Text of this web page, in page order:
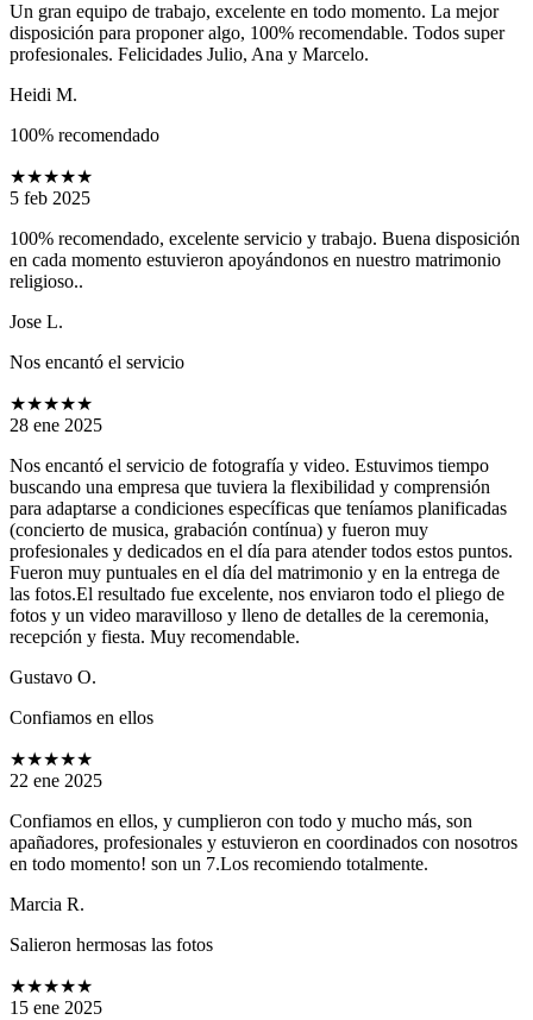
Un gran equipo de trabajo, excelente en todo momento. La mejor
disposición para proponer algo, 100% recomendable. Todos super
profesionales. Felicidades Julio, Ana y Marcelo.
Heidi M.
100% recomendado
★★★★★
5 feb 2025
100% recomendado, excelente servicio y trabajo. Buena disposición
en cada momento estuvieron apoyándonos en nuestro matrimonio
religioso..
Jose L.
Nos encantó el servicio
★★★★★
28 ene 2025
Nos encantó el servicio de fotografía y video. Estuvimos tiempo
buscando una empresa que tuviera la flexibilidad y comprensión
para adaptarse a condiciones específicas que teníamos planificadas
(concierto de musica, grabación contínua) y fueron muy
profesionales y dedicados en el día para atender todos estos puntos.
Fueron muy puntuales en el día del matrimonio y en la entrega de
las fotos.El resultado fue excelente, nos enviaron todo el pliego de
fotos y un video maravilloso y lleno de detalles de la ceremonia,
recepción y fiesta. Muy recomendable.
Gustavo O.
Confiamos en ellos
★★★★★
22 ene 2025
Confiamos en ellos, y cumplieron con todo y mucho más, son
apañadores, profesionales y estuvieron en coordinados con nosotros
en todo momento! son un 7.Los recomiendo totalmente.
Marcia R.
Salieron hermosas las fotos
★★★★★
15 ene 2025